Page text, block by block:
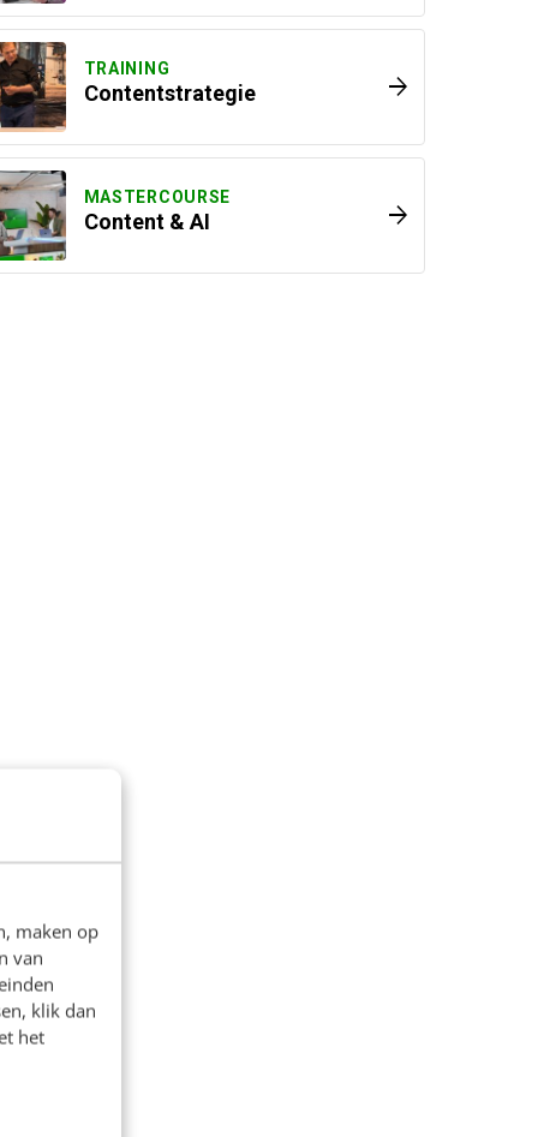
maken op
van
klik dan
het
TRAINING
Contentstrategie arrow_forward
MASTERCOURSE
Content & AI arrow_forward